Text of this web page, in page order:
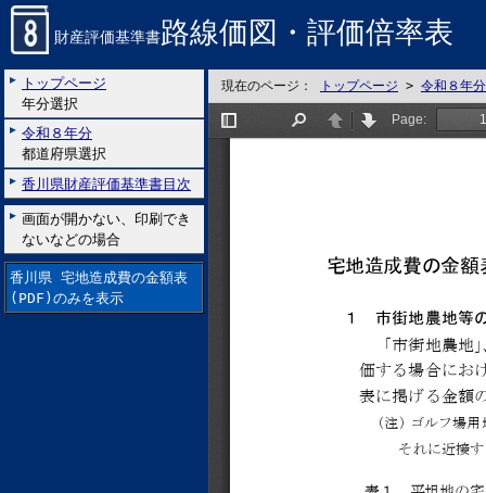
財産評価基準書路線価図・評価倍率表
トップページ
年分選択
令和８年分
都道府県選択
香川県財産評価基準書目次
画面が開かない、印刷でき
ないなどの場合
香川県 宅地造成費の金額表
(PDF)のみを表示
現在のページ： トップページ > 令和８年分